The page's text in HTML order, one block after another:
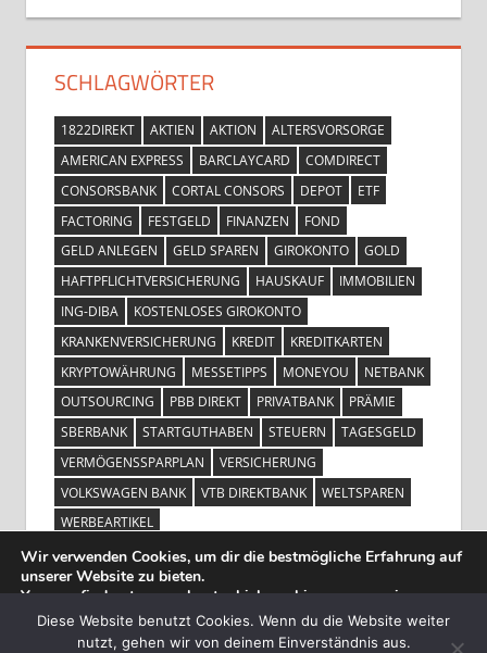
SCHLAGWÖRTER
1822DIREKT AKTIEN AKTION
ALTERSVORSORGE
AMERICAN EXPRESS
BARCLAYCARD
COMDIRECT
CONSORSBANK
CORTAL CONSORS DEPOT
ETF
FACTORING
FESTGELD FINANZEN
FOND
GELD ANLEGEN
GELD SPAREN GIROKONTO
GOLD
HAFTPFLICHTVERSICHERUNG
HAUSKAUF
IMMOBILIEN
ING-DIBA
KOSTENLOSES GIROKONTO
KRANKENVERSICHERUNG
KREDIT
KREDITKARTEN
KRYPTOWÄHRUNG
MESSETIPPS MONEYOU
NETBANK
OUTSOURCING
PBB DIREKT PRIVATBANK
PRÄMIE
SBERBANK
STARTGUTHABEN STEUERN
TAGESGELD
VERMÖGENSSPARPLAN
VERSICHERUNG
VOLKSWAGEN BANK
VTB DIREKTBANK
WELTSPAREN
WERBEARTIKEL
Wir verwenden Cookies, um dir die bestmögliche Erfahrung auf
unserer Website zu bieten.
You can find out more about which cookies we are using or
switch them off in
settings .
Diese Website benutzt Cookies. Wenn du die Website weiter
nutzt, gehen wir von deinem Einverständnis aus.